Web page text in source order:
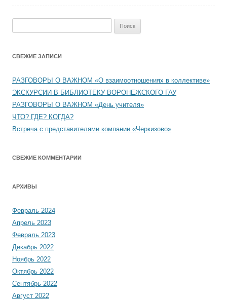
СВЕЖИЕ ЗАПИСИ
РАЗГОВОРЫ О ВАЖНОМ «О взаимоотношениях в коллективе»
ЭКСКУРСИИ В БИБЛИОТЕКУ ВОРОНЕЖСКОГО ГАУ
РАЗГОВОРЫ О ВАЖНОМ «День учителя»
ЧТО? ГДЕ? КОГДА?
Встреча с представителями компании «Черкизово»
СВЕЖИЕ КОММЕНТАРИИ
АРХИВЫ
Февраль 2024
Апрель 2023
Февраль 2023
Декабрь 2022
Ноябрь 2022
Октябрь 2022
Сентябрь 2022
Август 2022